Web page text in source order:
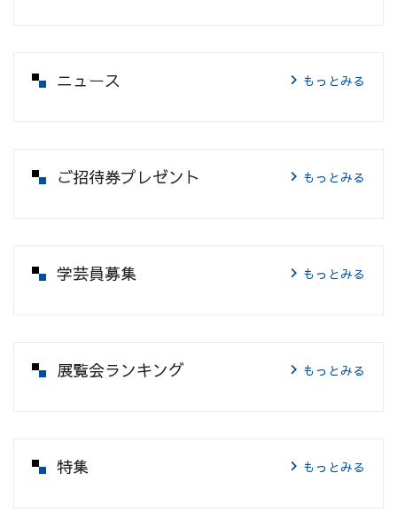
ニュース もっとみる
ご招待券プレゼント もっとみる
学芸員募集 もっとみる
展覧会ランキング もっとみる
特集 もっとみる